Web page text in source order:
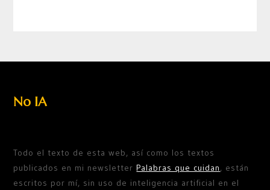
No IA
Todo el texto de esta web, así como los textos
publicados en mi newsletterPalabras que cuidan, están
escritos por mí, sin uso de inteligencia artificial en el